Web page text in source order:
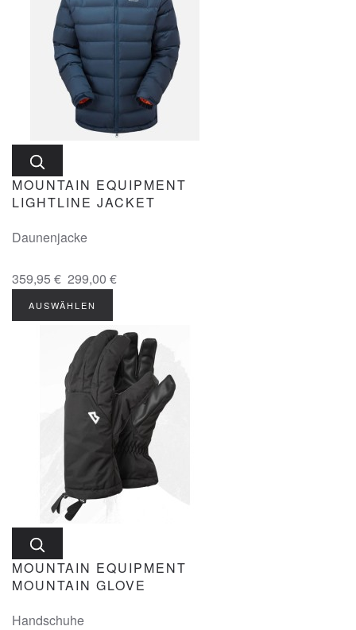
MOUNTAIN EQUIPMENT
LIGHTLINE JACKET
Daunenjacke
359,95 € 299,00 €
AUSWÄHLEN
MOUNTAIN EQUIPMENT
MOUNTAIN GLOVE
Handschuhe